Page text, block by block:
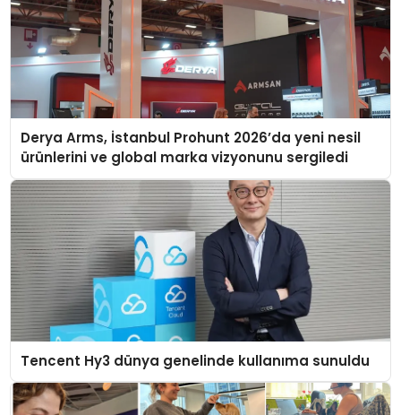
Derya Arms, İstanbul Prohunt 2026’da yeni nesil
ürünlerini ve global marka vizyonunu sergiledi
Tencent Hy3 dünya genelinde kullanıma sunuldu